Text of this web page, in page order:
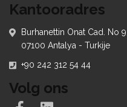
Kantooradres
Burhanettin Onat Cad. No
07100 Antalya - Turkije
+90 242 312 54 44
Volg ons